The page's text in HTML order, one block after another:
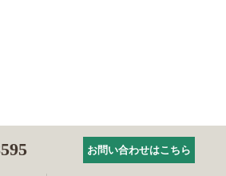
お問い合わせはこちら